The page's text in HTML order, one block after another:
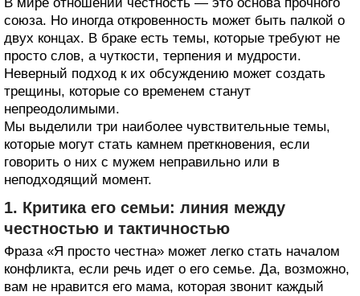
союза. Но иногда откровенность может быть палкой о
двух концах. В браке есть темы, которые требуют не
просто слов, а чуткости, терпения и мудрости.
Неверный подход к их обсуждению может создать
трещины, которые со временем станут
непреодолимыми.
Мы выделили три наиболее чувствительные темы,
которые могут стать камнем преткновения, если
говорить о них с мужем неправильно или в
неподходящий момент.
1. Критика его семьи: линия между
честностью и тактичностью
Фраза «Я просто честна» может легко стать началом
конфликта, если речь идет о его семье. Да, возможно,
вам не нравится его мама, которая звонит каждый